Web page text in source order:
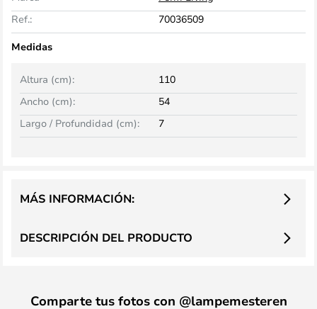
Ref.:
70036509
Medidas
Ancho (cm): 54
Altura (cm): 110
Largo / Profundidad (cm): 7
DESCRIPCIÓN DEL PRODUCTO
MÁS INFORMACIÓN:
Comparte tus fotos con @lampemesteren